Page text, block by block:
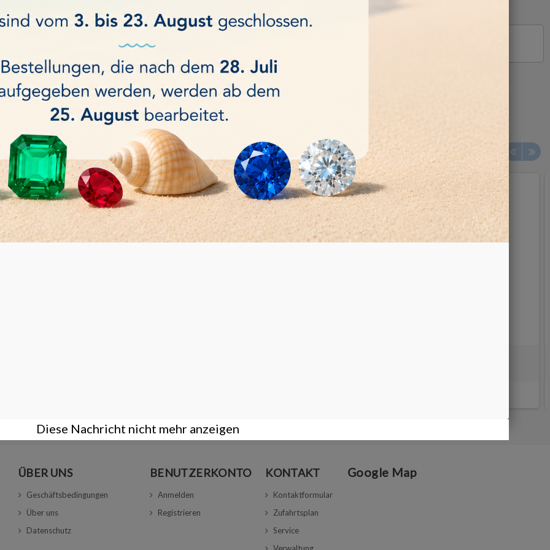
auch ...
ÜBER UNS
Geschäftsbedingungen
Über uns
Datenschutz
BENUTZERKONTO
Anmelden
Registrieren
KONTAKT
Kontaktformular
Zufahrtsplan
Service
Google Map
Diese Nachricht nicht mehr anzeigen